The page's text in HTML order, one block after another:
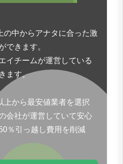
の中からアナタに合った激
できます。
イチームが運営している
ます。
上から最安値業者を選択
会社が運営していて安心
％引っ越し費用を削減